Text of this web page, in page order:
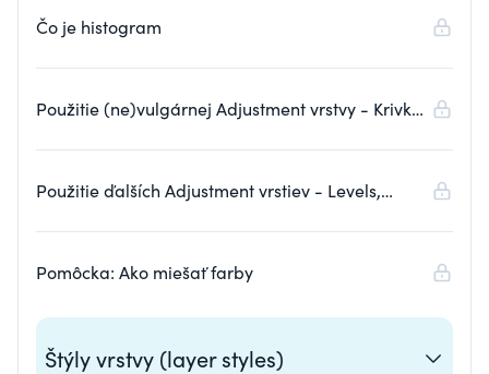
Čo je histogram
Použitie (ne)vulgárnej Adjustment vrstvy - Krivky
Použitie ďalších Adjustment vrstiev - Levels,
Pomôcka: Ako miešať farby
Štýly vrstvy (layer styles)